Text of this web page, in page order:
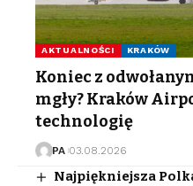
AKTUALNOŚCI KRAKÓW
Koniec z
mgły? Kraków
technologię
PA 03.08.2026
Najpiękniejsza